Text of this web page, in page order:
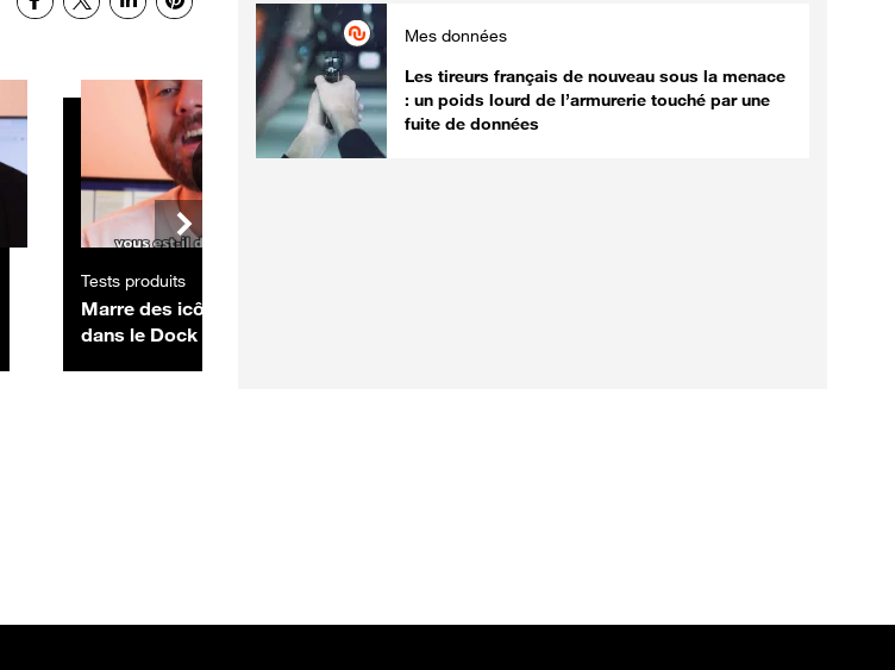
Tests produits
Marre des icônes qui sautent
dans le Dock de votre Mac ?
Mes données
Les tireurs français de nouveau sous la menace
: un poids lourd de l’armurerie touché par une
fuite de données